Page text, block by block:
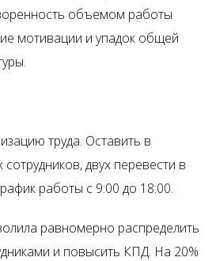
объемом работы
мотивации и упадок общей
труда. Оставить в
двух перевести в
работы с 9:00 до 18:00.
равномерно распределить
и повысить КПД. На 20%